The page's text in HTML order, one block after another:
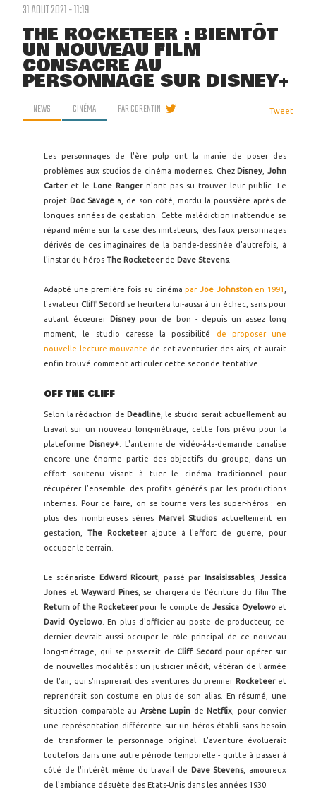
31 AOUT 2021 - 11:19
THE ROCKETEER : BIENTÔT
UN NOUVEAU FILM
CONSACRÉ AU
PERSONNAGE SUR DISNEY+
NEWS CINÉMA PARCORENTIN Tweet
Les personnages de l'ère pulp ont la manie de poser des
problèmes aux studios de cinéma modernes.
Chez Disney John
Carteret le Lone Rangern'ont pas su trouver leur public. Le
projet Doc Savage a, de son côté, mordu la poussière après de
longues années de gestation. Cette malédiction inattendue se
répand même sur la case des imitateurs, des faux personnages
dérivés de ces imaginaires de la bande-dessinée d'autrefois, à
l'instar du héros The Rocketeer de Dave Stevens.
Adapté une première fois au cinémapar Joe Johnstonen 1991
l'aviateur Cliff Secord se heurtera lui-aussi à un échec, sans pour
autant écœurer Disney pour de bon - depuis un assez long
moment, le studio caresse la possibilité
de proposer une
nouvelle lecture mouvante de cet aventurier des airs, et aurait
enfin trouvé comment articuler cette seconde tentative.
OFF THE CLIFF
Selon la rédaction de Deadline, le studio serait actuellement au
travail sur un nouveau long-métrage, cette fois prévu pour la
plateforme
Disney+. L'antenne de vidéo-à-la-demande canalise
encore une énorme partie des objectifs du groupe, dans un
effort soutenu visant à tuer le cinéma traditionnel pour
récupérer l'ensemble des profits générés par les productions
internes. Pour ce faire, on se tourne vers les super-héros : en
plus des nombreuses séries Marvel Studiosactuellement en
gestation, The Rocketeerajoute à l'effort de guerre, pour
occuper le terrain.
Le scénariste Edward Ricourt, passé par Insaisissables,Jessica
Joneset Wayward Pines, se chargera de l'écriture du film The
Return of the Rocketeerpour le compte deJessica Oyelowoet
David Oyelowo. En plus d'officier au poste de producteur, ce-
dernier devrait aussi occuper le rôle principal de ce nouveau
long-métrage, qui se passerait de Cliff Secord pour opérer sur
de nouvelles modalités : un justicier inédit, vétéran de l'armée
de l'air, qui s'inspirerait des aventures du premier Rocketeeret
reprendrait son costume en plus de son alias. En résumé, une
situation comparable au Arsène Lupin de Netflix , pour convier
une représentation différente sur un héros établi sans besoin
de transformer le personnage original. L'aventure évoluerait
toutefois dans une autre période temporelle - quitte à passer à
côté de l'intérêt même du travail de
Dave Stevens, amoureux
de l'ambiance désuète des Etats-Unis dans les années 1930.